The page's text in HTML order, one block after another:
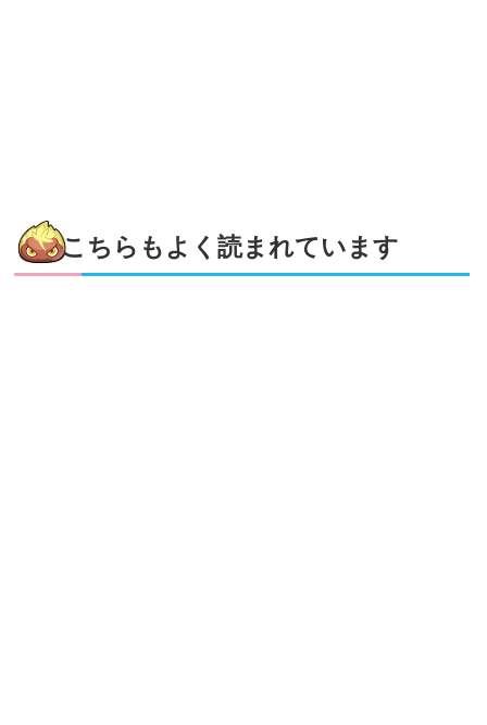
こちらもよく読まれています